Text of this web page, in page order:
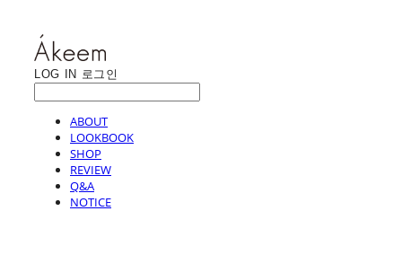
LOG IN 로그인
ABOUT
LOOKBOOK
SHOP
REVIEW
Q&A
NOTICE